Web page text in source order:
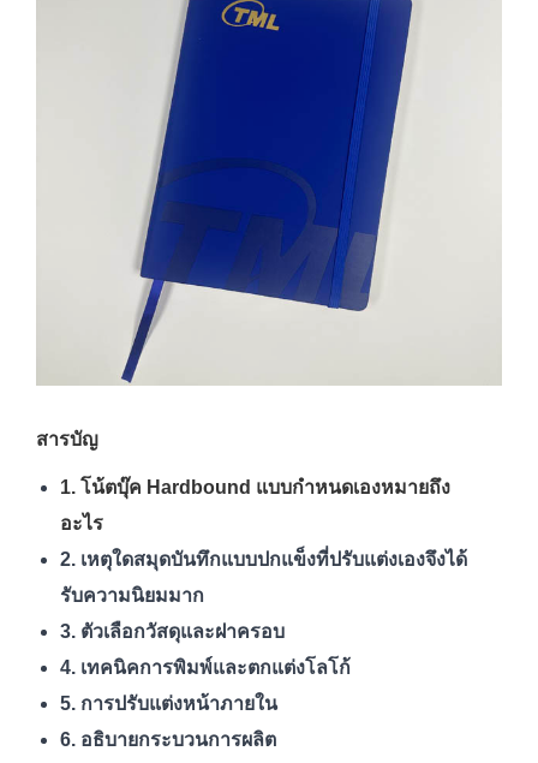
สารบัญ
1. โน้ตบุ๊ค Hardbound แบบกำหนดเองหมายถึง
อะไร
2. เหตุใดสมุดบันทึกแบบปกแข็งที่ปรับแต่งเองจึงได้
รับความนิยมมาก
3. ตัวเลือกวัสดุและฝาครอบ
4. เทคนิคการพิมพ์และตกแต่งโลโก้
5. การปรับแต่งหน้าภายใน
6. อธิบายกระบวนการผลิต